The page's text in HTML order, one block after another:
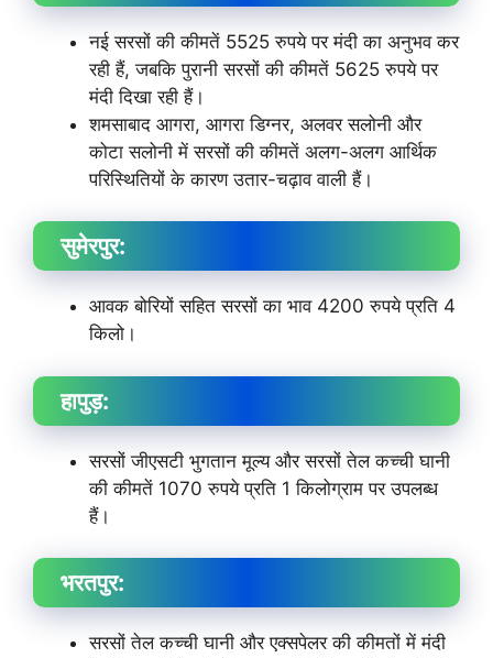
नई सरसों की कीमतें 5525 रुपये पर मंदी का अनुभव कर
रही हैं, जबकि पुरानी सरसों की कीमतें 5625 रुपये पर
मंदी दिखा रही हैं।
शमसाबाद आगरा, आगरा डिग्नर, अलवर सलोनी और
कोटा सलोनी में सरसों की कीमतें अलग-अलग आर्थिक
परिस्थितियों के कारण उतार-चढ़ाव वाली हैं।
सुमेरपुर:
आवक बोरियों सहित सरसों का भाव 4200 रुपये प्रति 4
किलो।
हापुड़:
सरसों जीएसटी भुगतान मूल्य और सरसों तेल कच्ची घानी
की कीमतें 1070 रुपये प्रति 1 किलोग्राम पर उपलब्ध
हैं।
भरतपुर:
सरसों तेल कच्ची घानी और एक्सपेलर की कीमतों में मंदी